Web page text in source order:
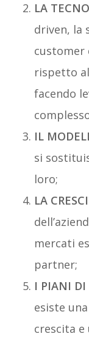
LA
driven, la
customer
rispetto
facendo
IL
si
loro;
LA
mercati
partner;
I PIANI DI
esiste
crescita e